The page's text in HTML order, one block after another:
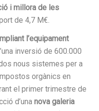
i millora de les
de 4,7 M€.
l’equipament
inversió de 600.000
nous sistemes per a
orgànics en
el primer trimestre de
d’una nova galeria